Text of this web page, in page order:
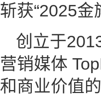
斩获“2025金
创立于
营销媒体
和商业价值